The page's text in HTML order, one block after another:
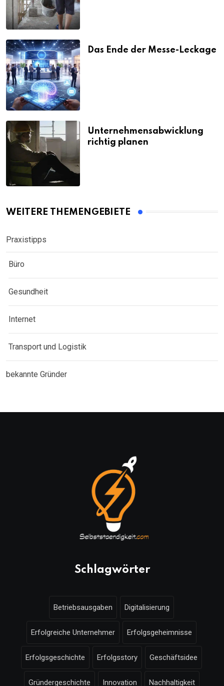
Das Ende der Messe-Leckage
Unternehmensabwicklung
richtig planen
WEITERE THEMENGEBIETE
Praxistipps
Büro
Gesundheit
Internet
Transport und Logistik
bekannte Gründer
Schlagwörter
Betriebsausgaben Digitalisierung
Erfolgreiche Unternehmer Erfolgsgeheimnisse
Erfolgsgeschichte Erfolgsstory Geschäftsidee
Gründergeschichte Innovation Nachhaltigkeit